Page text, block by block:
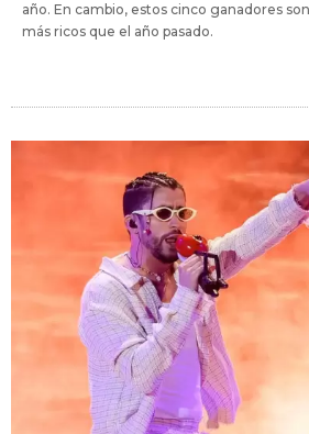
año. En cambio, estos cinco ganadores
más ricos que el año pasado.